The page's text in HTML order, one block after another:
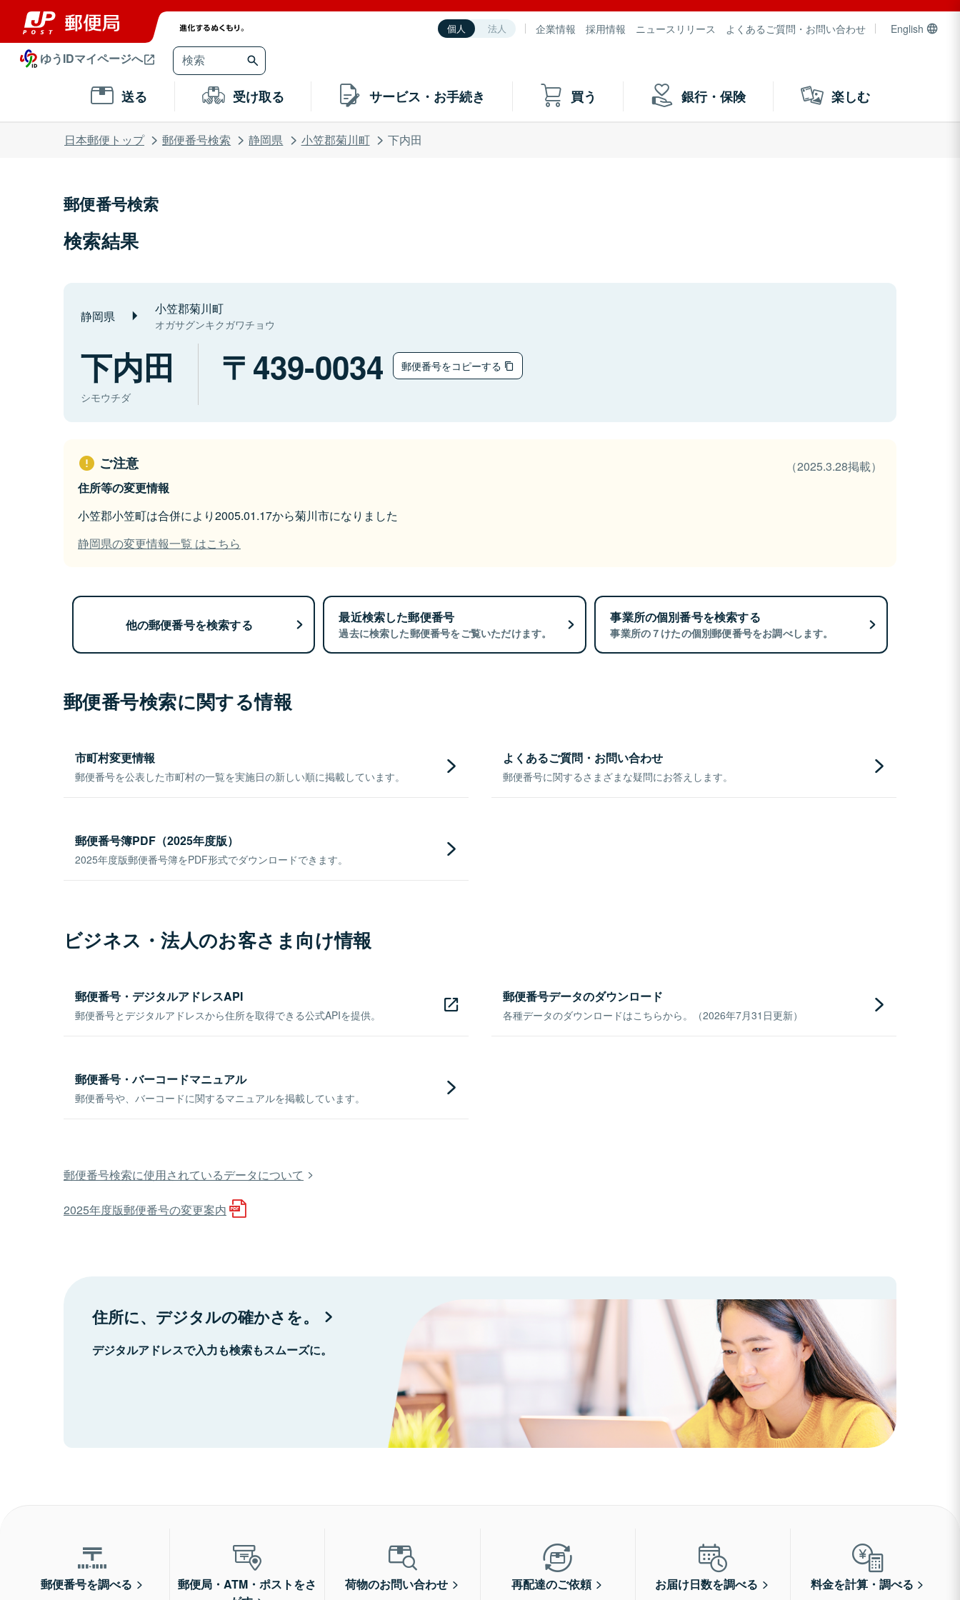
個人 法人 企業情報 採用情報 ニュースリリース よくあるご質問・お問い合わせ English
ゆうIDマイページへ
送る 受け取る サービス・お手続き 買う 銀行・保険 楽しむ
日本郵便トップ 郵便番号検索 静岡県 小笠郡菊川町 下内田
郵便番号検索
検索結果
静岡県 小笠郡菊川町
オガサグンキクガワチョウ
下内田
シモウチダ
439-0034 郵便番号をコピーする
ご注意
（2025.3.28掲載）
住所等の変更情報
小笠郡小笠町は合併により2005.01.17から菊川市になりました
静岡県の変更情報一覧 はこちら
他の郵便番号を検索する 最近検索した郵便番号
過去に検索した郵便番号をご覧いただけます。
事業所の個別番号を検索する
事業所の７けたの個別郵便番号をお調べします。
郵便番号検索に関する情報
市町村変更情報
郵便番号を公表した市町村の一覧を実施日の新しい順に掲載しています。
よくあるご質問・お問い合わせ
郵便番号に関するさまざまな疑問にお答えします。
郵便番号簿PDF（2025年度版）
2025年度版郵便番号簿をPDF形式でダウンロードできます。
ビジネス・法人のお客さま向け情報
郵便番号・デジタルアドレスAPI
郵便番号とデジタルアドレスから住所を取得できる公式APIを提供。
郵便番号データのダウンロード
各種データのダウンロードはこちらから。（2026年7月31日更新）
郵便番号・バーコードマニュアル
郵便番号や、バーコードに関するマニュアルを掲載しています。
郵便番号検索に使用されているデータについて
2025年度版郵便番号の変更案内
住所に、デジタルの確かさを。
デジタルアドレスで入力も検索もスムーズに。
郵便番号を調べる
郵便局・ATM・ポストをさ
荷物のお問い合わせ 再配達のご依頼 お届け日数を調べる 料金を計算・調べる